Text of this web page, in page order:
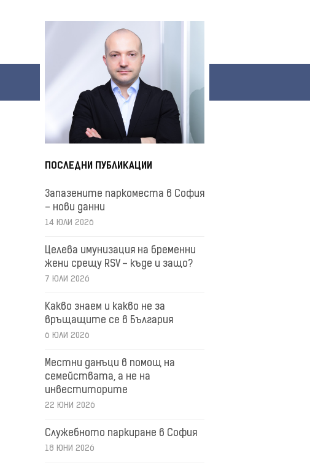
ПОСЛЕДНИ ПУБЛИКАЦИИ
Запазените паркоместа в София
– нови данни
14 ЮЛИ 2026
Целева имунизация на бременни
жени срещу RSV – къде и защо?
7 ЮЛИ 2026
Какво знаем и какво не за
връщащите се в България
6 ЮЛИ 2026
Местни данъци в помощ на
семействата, а не на
инвеститорите
22 ЮНИ 2026
Служебното паркиране в София
18 ЮНИ 2026